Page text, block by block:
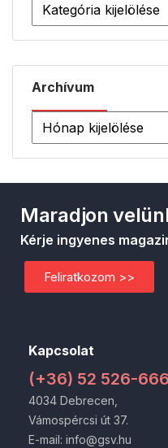
Archívum
Kapcsolat
(+36) 52 526-666
4034 Debrecen,
Vámospércsi út 37.
E-mail: info@gsv.hu
Maradjon
Kérje ingyenes
Feliratkozom >>